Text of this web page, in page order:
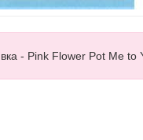
- Pink Flower Pot Me to